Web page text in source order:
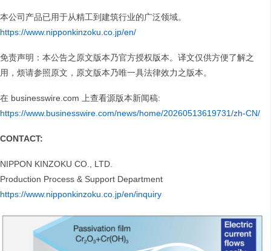
本公司产品已用于从精工到建筑行业的广泛领域。
https://www.nipponkinzoku.co.jp/en/
免责声明：本公告之原文版本乃官方授权版本。译文仅供方便了解之
用，烦请参照原文，原文版本乃唯一具法律效力之版本。
在 businesswire.com 上查看源版本新闻稿:
https://www.businesswire.com/news/home/20260513619731/zh-CN/
CONTACT:
NIPPON KINZOKU CO., LTD.
Production Process & Support Department
https://www.nipponkinzoku.co.jp/en/inquiry